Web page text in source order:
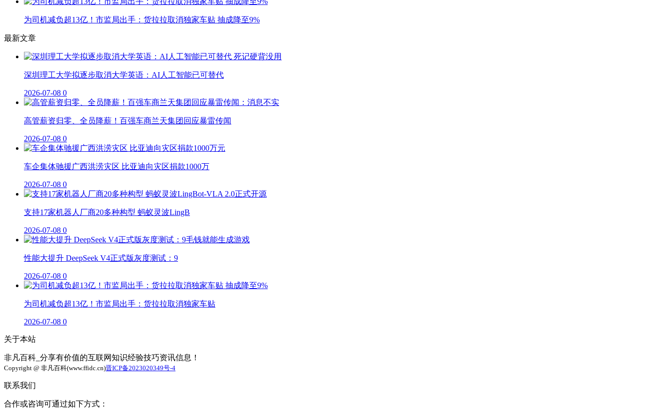
为司机减负超13亿！市监局出手：货拉拉取消独家车贴 抽成降至9%
最新文章
深圳理工大学拟逐步取消大学英语：AI人工智能已可替代
2026-07-08 0
高管薪资归零、全员降薪！百强车商兰天集团回应暴雷传闻
2026-07-08 0
车企集体驰援广西洪涝灾区 比亚迪向灾区捐款1000万
2026-07-08 0
支持17家机器人厂商20多种构型 蚂蚁灵波LingB
2026-07-08 0
性能大提升 DeepSeek V4正式版灰度测试：9
2026-07-08 0
为司机减负超13亿！市监局出手：货拉拉取消独家车贴
2026-07-08 0
关于本站
非凡百科_分享有价值的互联网知识经验技巧资讯信息！
Copyright @ 非凡百科(www.ffidc.cn)晋ICP备2023020349号-4
联系我们
合作或咨询可通过如下方式：